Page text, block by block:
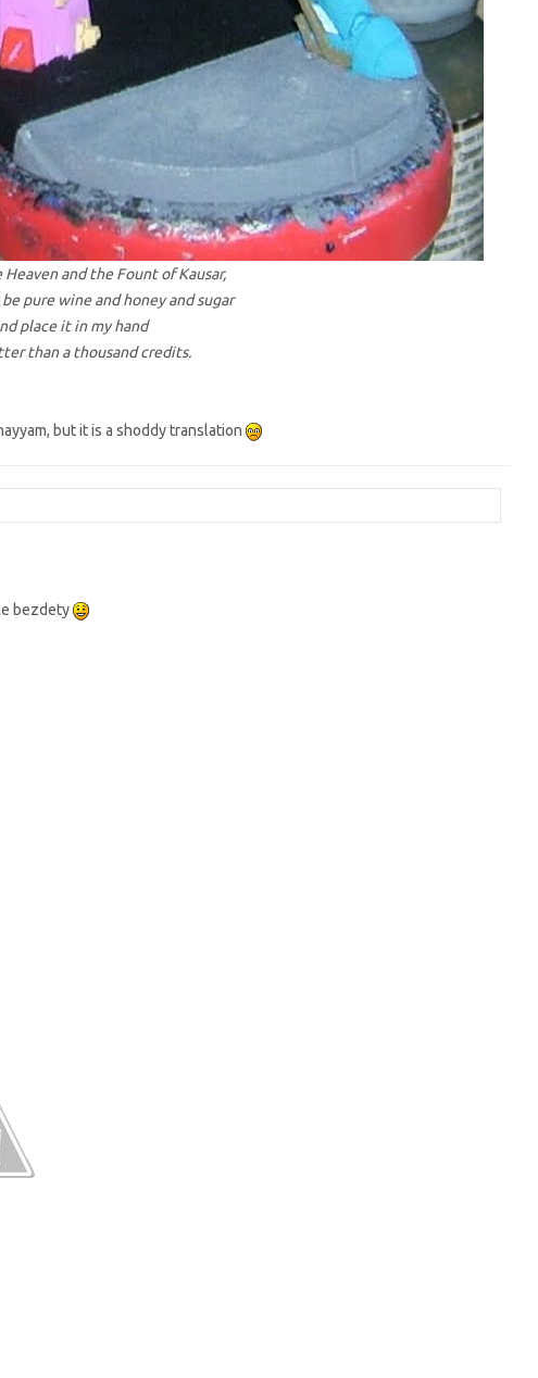
and the Fount of Kausar,
pure wine and honey and sugar
place it in my hand
than a thousand credits.
but it is a shoddy translation
bezdety